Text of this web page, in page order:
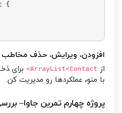
{
افزودن، ویرایش، حذف مخاطب
از ArrayList<Contact>
برای
با منو، عملکردها رو مدیریت کن.
پروژه چهارم تمرین جاوا–